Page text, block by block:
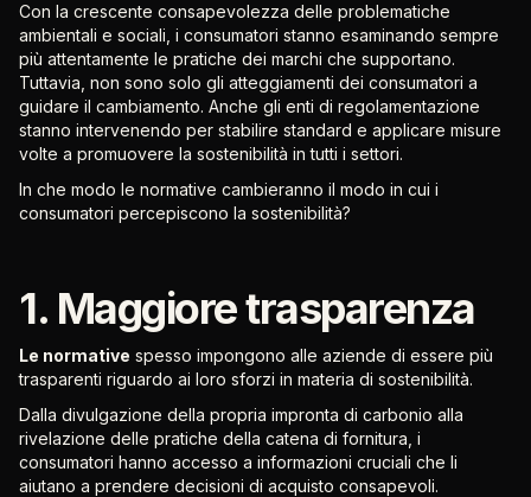
Con la crescente consapevolezza delle problematiche
ambientali e sociali, i consumatori stanno esaminando sempre
più attentamente le pratiche dei marchi che supportano.
Tuttavia, non sono solo gli atteggiamenti dei consumatori a
guidare il cambiamento. Anche gli enti di regolamentazione
stanno intervenendo per stabilire standard e applicare misure
volte a promuovere la sostenibilità in tutti i settori.
In che modo le normative cambieranno il modo in cui i
consumatori percepiscono la sostenibilità?
1. Maggiore trasparenza
Le normative spesso impongono alle aziende di essere più
trasparenti riguardo ai loro sforzi in materia di sostenibilità.
Dalla divulgazione della propria impronta di carbonio alla
rivelazione delle pratiche della catena di fornitura, i
consumatori hanno accesso a informazioni cruciali che li
aiutano a prendere decisioni di acquisto consapevoli.